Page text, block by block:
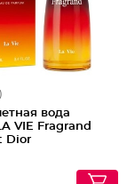
вода
VIE Fragrand
Dior